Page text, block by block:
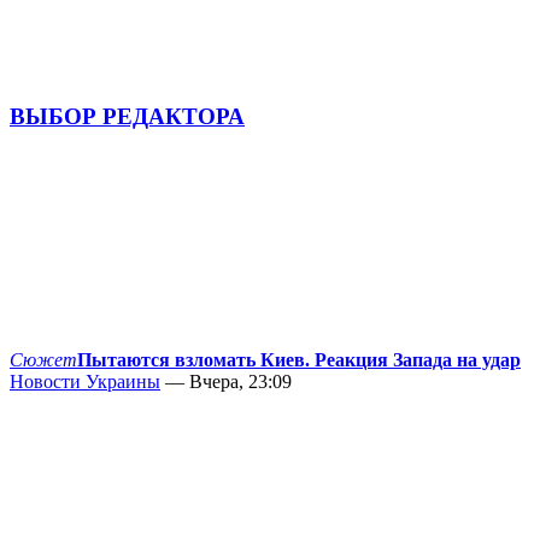
ВЫБОР РЕДАКТОРА
СюжетПытаются взломать Киев. Реакция Запада на удар
Новости Украины — Вчера, 23:09